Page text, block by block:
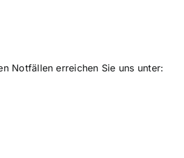
Notfällen erreichen Sie uns unter: